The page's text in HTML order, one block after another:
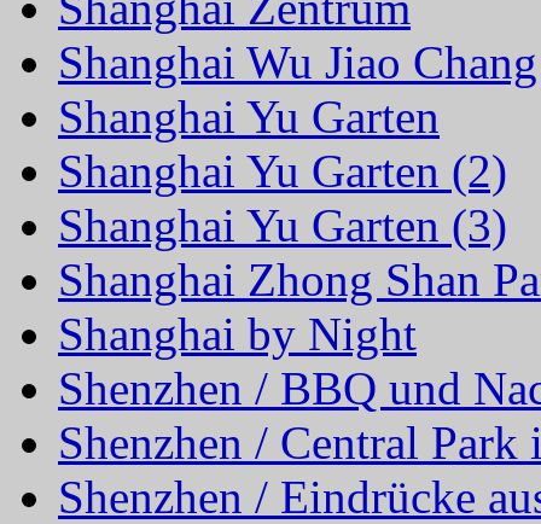
Shanghai Wu Jiao Chang
Shanghai Yu Garten
Shanghai Yu Garten (2)
Shanghai Yu Garten (3)
Shanghai Zhong Shan
Shanghai by Night
Shenzhen / BBQ und
Shenzhen / Central Park
Shenzhen / Eindrücke